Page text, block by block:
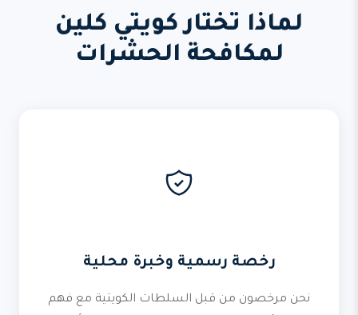
لماذا تختار كويتي كلين
لمكافحة الحشرات
رخصة رسمية وخبرة محلية
نحن مرخصون من قبل السلطات الكويتية مع فهم